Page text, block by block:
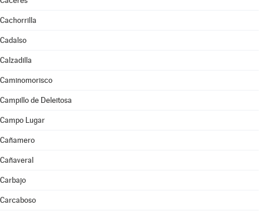
Cachorrilla
Cadalso
Calzadilla
Caminomorisco
Campillo de Deleitosa
Campo Lugar
Cañamero
Cañaveral
Carbajo
Carcaboso